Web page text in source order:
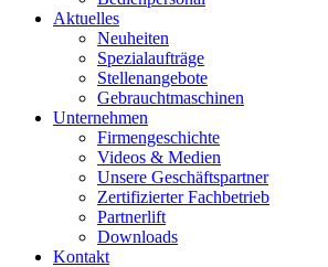
Aktuelles
Neuheiten
Spezialaufträge
Stellenangebote
Gebrauchtmaschinen
Unternehmen
Firmengeschichte
Videos & Medien
Unsere Geschäftspartner
Zertifizierter Fachbetrieb
Partnerlift
Downloads
Kontakt